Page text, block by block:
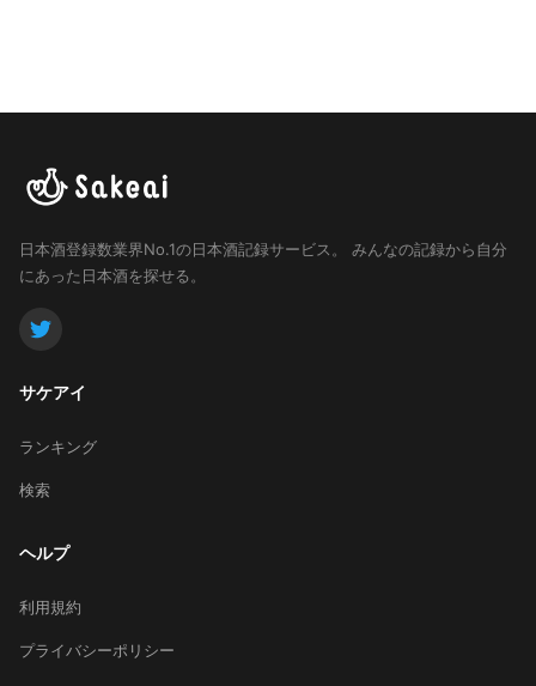
日本酒登録数業界No.1の日本酒記録サービス。
みんなの記録から自分
にあった日本酒を探せる。
サケアイ
ランキング
検索
ヘルプ
利用規約
プライバシーポリシー